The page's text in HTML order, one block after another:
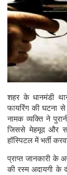
शहर के धानमंडी
फायरिंग की घटना
नामक व्यक्ति ने
जिससे मेहमूद और
हॉस्पिटल में भर्ती
प्राप्त जानकारी के
की रस्म अदायगी के